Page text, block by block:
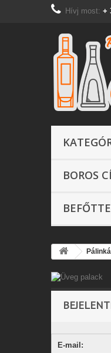
Hívj most: +
BOROS
E-mail: